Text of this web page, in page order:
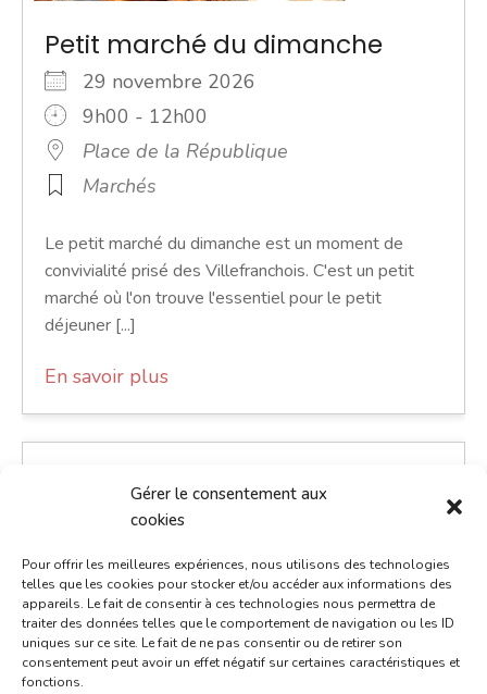
Gérer le consentement aux
cookies
Pour offrir les meilleures expériences, nous utilisons des technologies
telles que les cookies pour stocker et/ou accéder aux informations des
appareils. Le fait de consentir à ces technologies nous permettra de
traiter des données telles que le comportement de navigation ou les ID
uniques sur ce site. Le fait de ne pas consentir ou de retirer son
consentement peut avoir un effet négatif sur certaines caractéristiques et
fonctions.
Petit marché du dimanche
29 novembre 2026
9h00 - 12h00
Place de la République
Marchés
Le petit marché du dimanche est un moment de
convivialité prisé des Villefranchois. C'est un petit
marché où l'on trouve l'essentiel pour le petit
déjeuner [...]
En savoir plus